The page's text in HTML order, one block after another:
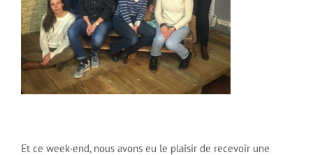
Et ce week-end, nous avons eu le plaisir de recevoir une